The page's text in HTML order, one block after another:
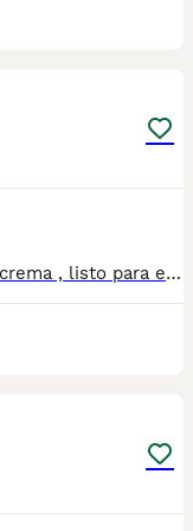
Bonito bulldog frances big rope color crema , listo para entregar con toda su vacunacion al día , criado en ambiente familiar